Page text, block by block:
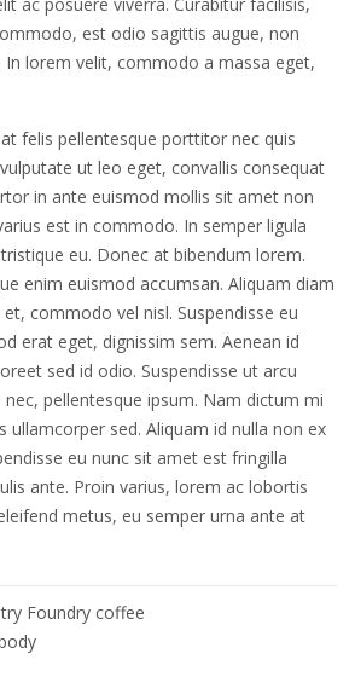
est odio sagittis augue, non
In lorem velit, commodo a massa eget,
felis pellentesque porttitor nec quis
ut leo eget, convallis consequat
in ante euismod mollis sit amet non
est in commodo. In semper ligula
eu. Donec at bibendum lorem.
enim euismod accumsan. Aliquam diam
commodo vel nisl. Suspendisse eu
erat eget, dignissim sem. Aenean id
sed id odio. Suspendisse ut arcu
pellentesque ipsum. Nam dictum mi
ullamcorper sed. Aliquam id nulla non ex
eu nunc sit amet est fringilla
ante. Proin varius, lorem ac lobortis
metus, eu semper urna ante at
Foundry coffee